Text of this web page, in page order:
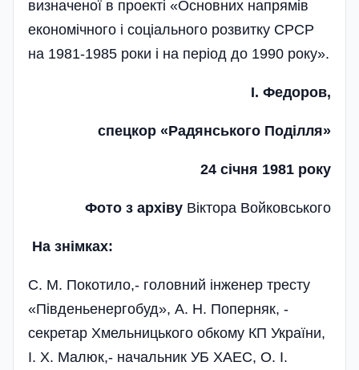
визначеної в проекті «Основних напрямів
економічного і соціального розвитку СРСР
на 1981-1985 роки і на період до 1990 року».
І. Федоров,
спецкор «Радянського Поділля»
24 січня 1981 року
Фото з архіву Віктора Войковського
На знімках:
С. М. Покотило,- головний інженер тресту
«Південьенергобуд», А. Н. Поперняк, -
секретар Хмельницького обкому КП України,
І. Х. Малюк,- начальник УБ ХАЕС, О. І.